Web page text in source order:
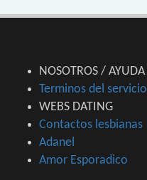
NOSOTROS / AYUDA
Terminos del servicio
WEBS DATING
Contactos lesbianas
Adanel
Amor Esporadico